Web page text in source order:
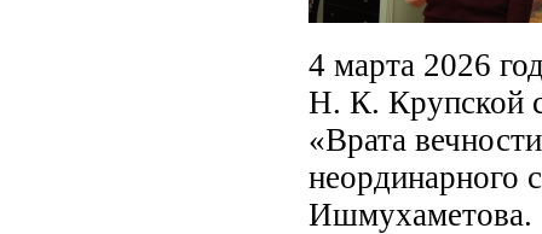
4 марта 2026
Н. К. Крупской
«Врата
неординарного
Ишмухаметова.